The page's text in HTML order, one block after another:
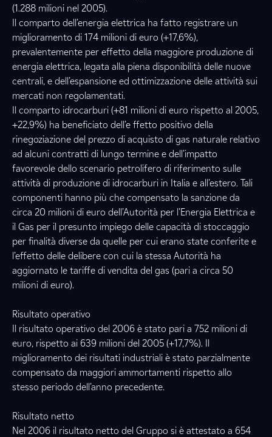
(1.288 milioni nel 2005).
Il comparto dell’energia elettrica ha fatto registrare un
miglioramento di 174 milioni di euro (+17,6%),
prevalentemente per effetto della maggiore produzione di
energia elettrica, legata alla piena disponibilità delle nuove
centrali, e dell’espansione ed ottimizzazione delle attività sui
mercati non regolamentati.
Il comparto idrocarburi (+81 milioni di euro rispetto al 2005,
+22,9%) ha beneficiato dell’e ffetto positivo della
rinegoziazione del prezzo di acquisto di gas naturale relativo
ad alcuni contratti di lungo termine e dell’impatto
favorevole dello scenario petrolifero di riferimento sulle
attività di produzione di idrocarburi in Italia e all’estero. Tali
componenti hanno più che compensato la sanzione da
circa 20 milioni di euro dell’Autorità per l’Energia Elettrica e
il Gas per il presunto impiego delle capacità di stoccaggio
per finalità diverse da quelle per cui erano state conferite e
l’effetto delle delibere con cui la stessa Autorità ha
aggiornato le tariffe di vendita del gas (pari a circa 50
milioni di euro).
Risultato operativo
Il risultato operativo del 2006 è stato pari a 752 milioni di
euro, rispetto ai 639 milioni del 2005 (+17,7%). Il
miglioramento dei risultati industriali è stato parzialmente
compensato da maggiori ammortamenti rispetto allo
stesso periodo dell’anno precedente.
Risultato netto
Nel 2006 il risultato netto del Gruppo si è attestato a 654